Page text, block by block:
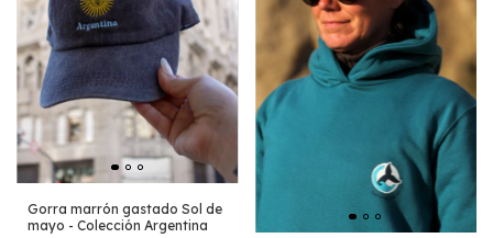
Gorra marrón gastado Sol de
mayo - Colección Argentina